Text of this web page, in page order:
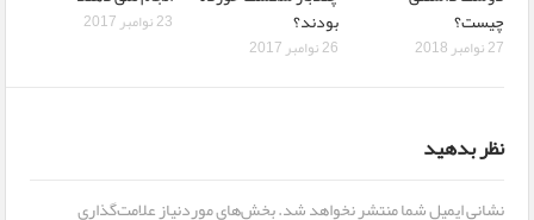
چیست؟
27 نوامبر 2018
بودند؟
26 نوامبر 2017
23 نوامبر 2017
نظر بدهید
نشانی ایمیل شما منتشر نخواهد شد.بخش‌های موردنیاز علامت‌گذاری